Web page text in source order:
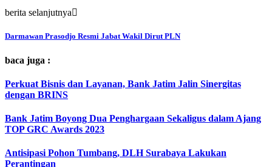
berita selanjutnya
Darmawan Prasodjo Resmi Jabat Wakil Dirut PLN
baca juga :
Perkuat Bisnis dan Layanan, Bank Jatim Jalin Sinergitas
dengan BRINS
Bank Jatim Boyong Dua Penghargaan Sekaligus dalam Ajang
TOP GRC Awards 2023
Antisipasi Pohon Tumbang, DLH Surabaya Lakukan
Perantingan